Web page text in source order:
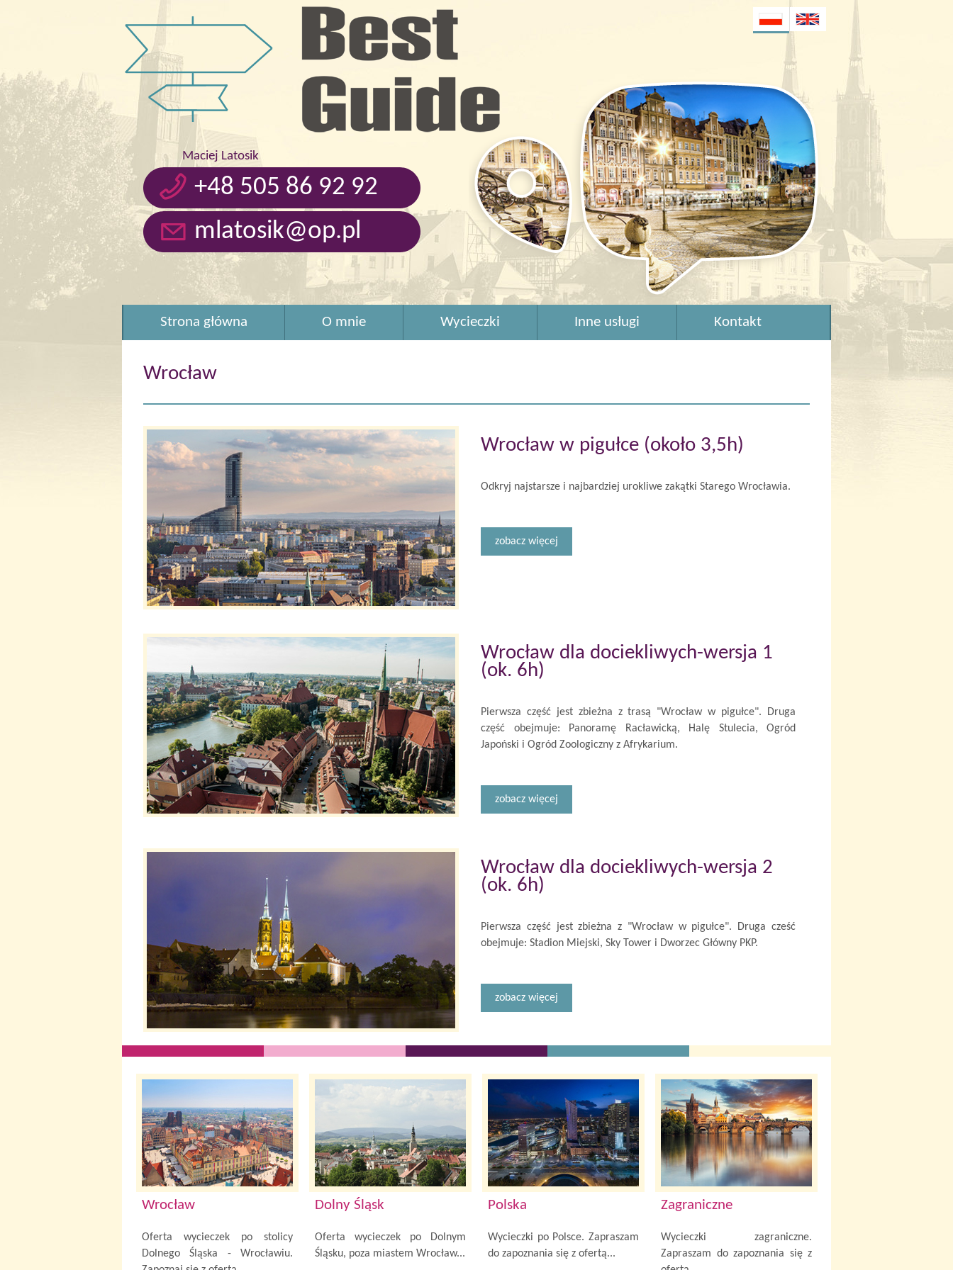
Maciej Latosik
+48 505 86 92 92
mlatosik@op.pl
Strona główna O mnie Wycieczki Inne usługi Kontakt
Wrocław
Wrocław w pigułce (około 3,5h)
Odkryj najstarsze i najbardziej urokliwe zakątki Starego Wrocławia.
zobacz więcej
Wrocław dla dociekliwych-wersja 1
(ok. 6h)
Pierwsza część jest zbieżna z trasą "Wrocław w pigułce". Druga
część obejmuje: Panoramę Racławicką, Halę Stulecia, Ogród
Japoński i Ogród Zoologiczny z Afrykarium.
zobacz więcej
Wrocław dla dociekliwych-wersja 2
(ok. 6h)
Pierwsza część jest zbieżna z "Wrocław w pigułce". Druga cześć
obejmuje: Stadion Miejski, Sky Tower i Dworzec Główny PKP.
zobacz więcej
Wrocław
Oferta wycieczek po stolicy
Dolnego Śląska - Wrocławiu.
Dolny Śląsk
Oferta wycieczek po Dolnym
Śląsku, poza miastem Wrocław...
Polska
Wycieczki po Polsce. Zapraszam
do zapoznania się z ofertą...
Zagraniczne
Wycieczki zagraniczne.
Zapraszam do zapoznania się z